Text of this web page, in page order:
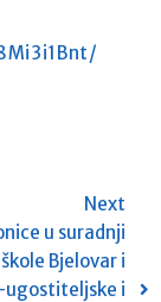
Next
u suradnji
Bjelovar i
i